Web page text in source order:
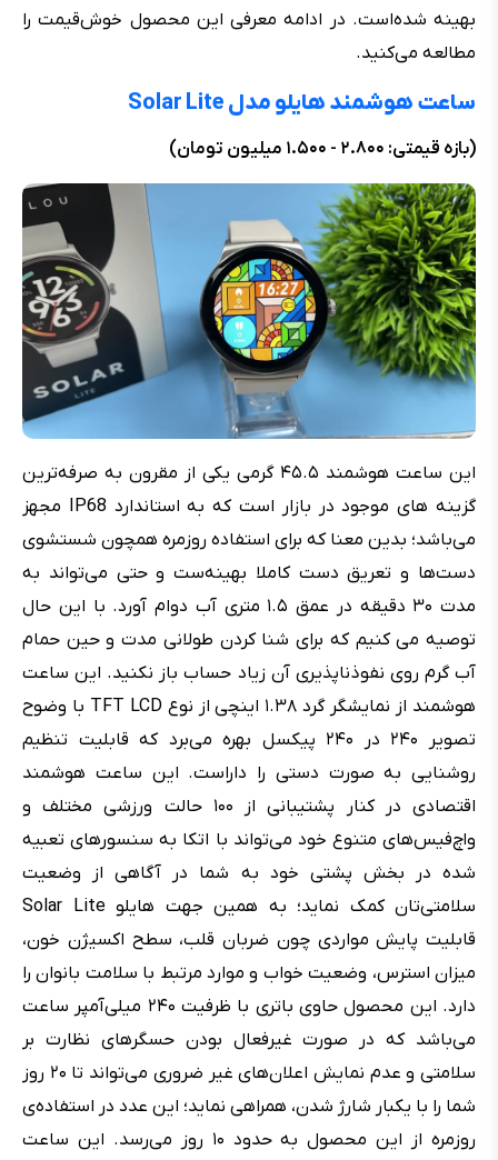
بهینه شده‌است. در ادامه معرفی این محصول خوش‌قیمت را
مطالعه می‌کنید.
ساعت هوشمند هایلو مدل Solar Lite
(بازه قیمتی: ۲.۸۰۰ - ۱.۵۰۰ میلیون تومان)
این ساعت هوشمند ۴۵.۵ گرمی یکی از مقرون به صرفه‌ترین
گزینه های موجود در بازار است که به استاندارد IP68 مجهز
می‌باشد؛ بدین معنا که برای استفاده روزمره همچون شستشوی
دست‌ها و تعریق دست کاملا بهینه‌ست و حتی می‌تواند به
مدت ۳۰ دقیقه در عمق ۱.۵ متری آب دوام آورد. با این حال
توصیه می کنیم که برای شنا کردن طولانی مدت و حین حمام
آب گرم روی نفوذناپذیری آن زیاد حساب باز نکنید. این ساعت
هوشمند از نمایشگر گرد ۱.۳۸ اینچی از نوع TFT LCD با وضوح
تصویر ۲۴۰ در ۲۴۰ پیکسل بهره می‌برد که قابلیت تنظیم
روشنایی به صورت دستی را داراست. این ساعت هوشمند
اقتصادی در کنار پشتیبانی از ۱۰۰ حالت ورزشی مختلف و
واچ‌فیس‌های متنوع خود می‌تواند با اتکا به سنسورهای تعبیه
شده در بخش پشتی خود به شما در آگاهی از وضعیت
سلامتی‌تان کمک نماید؛ به همین جهت هایلو Solar Lite
قابلیت پایش مواردی چون ضربان قلب، سطح اکسیژن خون،
میزان استرس، وضعیت خواب و موارد مرتبط با سلامت بانوان را
دارد. این محصول حاوی باتری با ظرفیت ۲۴۰ میلی‌آمپر ساعت
می‌باشد که در صورت غیرفعال بودن حسگرهای نظارت بر
سلامتی و عدم نمایش اعلان‌های غیر ضروری می‌تواند تا ۲۰ روز
شما را با یکبار شارژ شدن، همراهی نماید؛ این عدد در استفاده‌ی
روزمره از این محصول به حدود ۱۰ روز می‌رسد. این ساعت